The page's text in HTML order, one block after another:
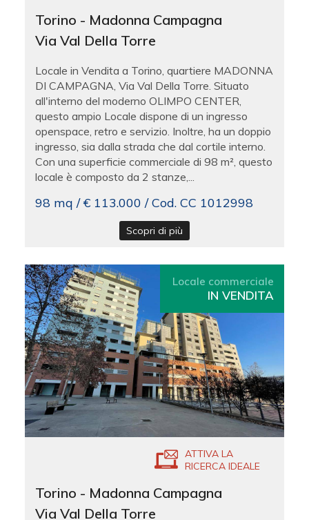
Torino - Madonna Campagna
Via Val Della Torre
Locale in Vendita a Torino, quartiere MADONNA
DI CAMPAGNA, Via Val Della Torre. Situato
all'interno del moderno OLIMPO CENTER,
questo ampio Locale dispone di un ingresso
openspace, retro e servizio. Inoltre, ha un doppio
ingresso, sia dalla strada che dal cortile interno.
Con una superficie commerciale di 98 m², questo
locale è composto da 2 stanze,...
98 mq / € 113.000 / Cod. CC 1012998
Scopri di più
Locale commerciale
IN VENDITA
ATTIVA LA
RICERCA IDEALE
Torino - Madonna Campagna
Via Val Della Torre